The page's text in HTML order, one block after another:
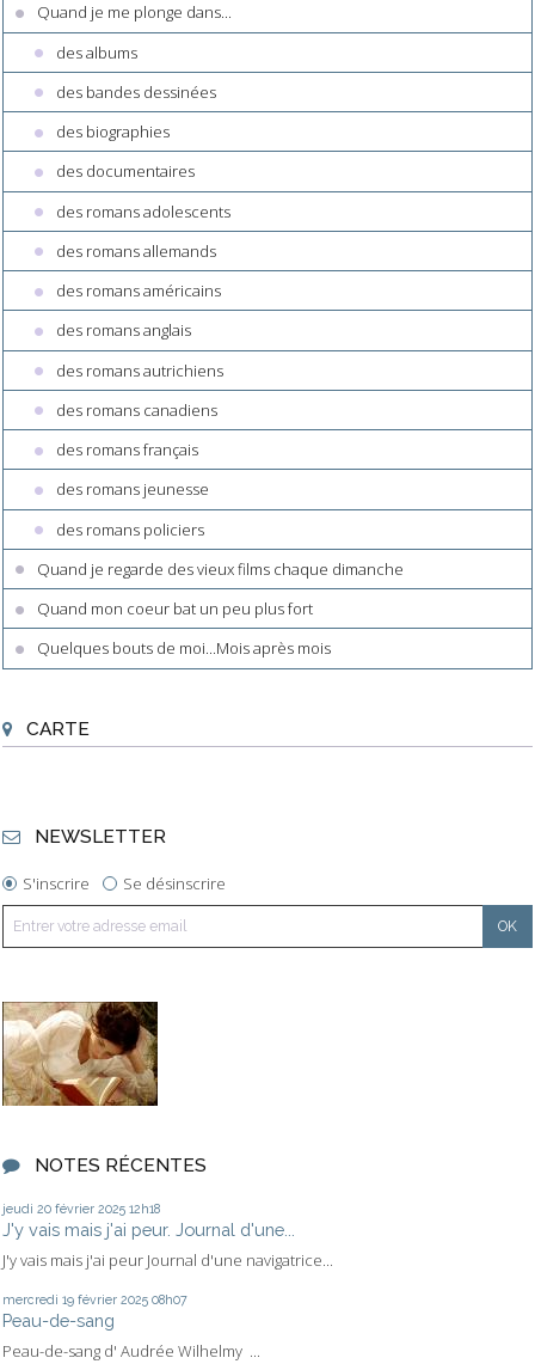
Quand je me plonge dans...
des albums
des bandes dessinées
des biographies
des documentaires
des romans adolescents
des romans allemands
des romans américains
des romans anglais
des romans autrichiens
des romans canadiens
des romans français
des romans jeunesse
des romans policiers
Quand je regarde des vieux films chaque dimanche
Quand mon coeur bat un peu plus fort
Quelques bouts de moi...Mois après mois
CARTE
NEWSLETTER
S'inscrire Se désinscrire
NOTES RÉCENTES
jeudi 20 février 2025 12h18
J'y vais mais j'ai peur. Journal d'une...
J'y vais mais j'ai peur Journal d'une navigatrice...
mercredi 19 février 2025 08h07
Peau-de-sang
Peau-de-sang d' Audrée Wilhelmy ...